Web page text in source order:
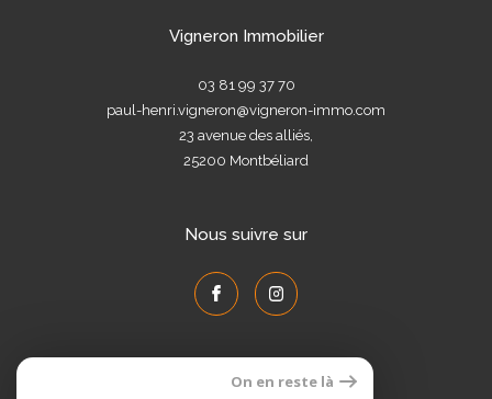
Vigneron Immobilier
03 81 99 37 70
paul-henri.vigneron@vigneron-immo.com
23 avenue des alliés,
25200
Montbéliard
Nous suivre sur
On en reste là